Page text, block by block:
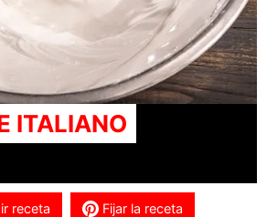
ITALIANO
receta Fijar la receta